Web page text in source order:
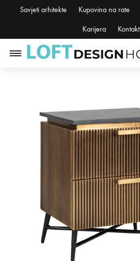
Savjeti arhitekte Kupovina na rate
Karijera Kontakt